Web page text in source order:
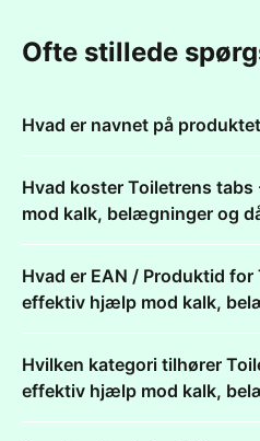
Ofte stillede
Hvad er navnet på
Hvad koster Toiletrens
mod kalk, belægninger og
Hvad er EAN / Produktid
effektiv hjælp mod kalk,
Hvilken kategori tilhører
effektiv hjælp mod kalk,